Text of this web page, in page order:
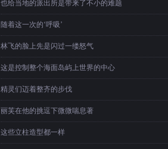
也给当地的派出所是带来了不小的难题
随着这一次的‘呼吸’
林飞的脸上先是闪过一缕怒气
这是控制整个海面岛屿上世界的中心
精灵们迈着整齐的步伐
丽芙在他的挑逗下微微喘息著
这些立柱造型都一样